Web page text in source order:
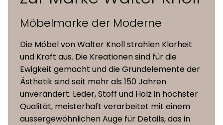
Polsterung Polyurethan, formgeschäumt
Gleiter Filzgleiter
Funktion
höhenverstellbar und drehbar
(obere Säule, Sitzschale und
Füsstütze)
Möbelmarke der Moderne
Die Möbel von Walter Knoll strahlen Klarheit
und Kraft aus. Die Kreationen sind für die
Ewigkeit gemacht und die Grundelemente der
Ästhetik sind seit mehr als 150 Jahren
unverändert: Leder, Stoff und Holz in höchster
Qualität, meisterhaft verarbeitet mit einem
aussergewöhnlichen Auge für Details, das in